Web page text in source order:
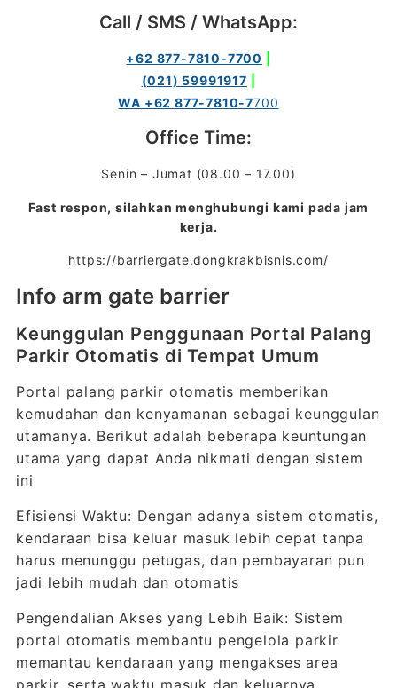
Call / SMS / WhatsApp:
+62 877-7810-7700
(021) 59991917
WA +62 877-7810-7700
Office Time:
Senin – Jumat (08.00 – 17.00)
Fast respon, silahkan menghubungi kami pada jam
kerja.
https://barriergate.dongkrakbisnis.com/
Info arm gate barrier
Keunggulan Penggunaan Portal Palang
Parkir Otomatis di Tempat Umum
Portal palang parkir otomatis memberikan
kemudahan dan kenyamanan sebagai keunggulan
utamanya. Berikut adalah beberapa keuntungan
utama yang dapat Anda nikmati dengan sistem
ini
Efisiensi Waktu: Dengan adanya sistem otomatis,
kendaraan bisa keluar masuk lebih cepat tanpa
harus menunggu petugas, dan pembayaran pun
jadi lebih mudah dan otomatis
Pengendalian Akses yang Lebih Baik: Sistem
portal otomatis membantu pengelola parkir
memantau kendaraan yang mengakses area
parkir, serta waktu masuk dan keluarnya,